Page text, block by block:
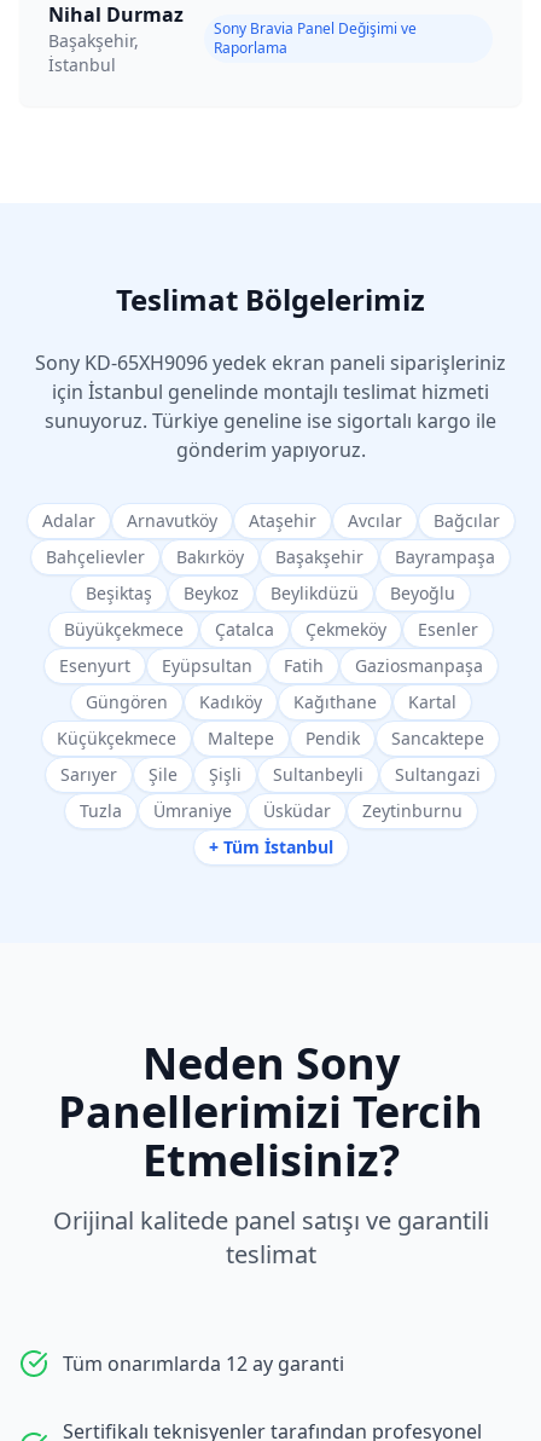
Nihal Durmaz
Başakşehir,
İstanbul
Sony Bravia Panel Değişimi ve
Raporlama
Teslimat Bölgelerimiz
Sony KD-65XH9096yedek ekran paneli siparişleriniz
için İstanbul genelinde montajlı teslimat hizmeti
sunuyoruz. Türkiye geneline ise sigortalı kargo ile
gönderim yapıyoruz.
Adalar Arnavutköy Ataşehir Avcılar
Bağcılar
Bahçelievler
Bakırköy Başakşehir
Bayrampaşa
Beşiktaş
Beykoz Beylikdüzü
Beyoğlu
Büyükçekmece
Çatalca Çekmeköy
Esenler
Esenyurt
Eyüpsultan Fatih
Gaziosmanpaşa
Güngören
Kadıköy Kağıthane
Kartal
Küçükçekmece
Maltepe Pendik
Sancaktepe
Sarıyer
Şile Şişli Sultanbeyli
Sultangazi
Tuzla
Ümraniye Üsküdar
Zeytinburnu
+ Tüm İstanbul
Neden Sony
Panellerimizi Tercih
Etmelisiniz?
Orijinal kalitede panel satışı ve garantili
teslimat
Tüm onarımlarda 12 ay garanti
Sertifikalı teknisyenler tarafından profesyonel